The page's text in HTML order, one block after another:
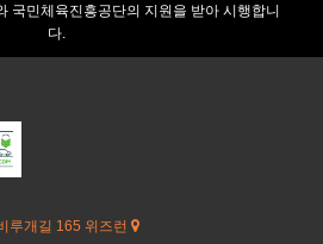
국민체육진흥공단의 지원을 받아 시행합니
다.
루개길 165 위즈런